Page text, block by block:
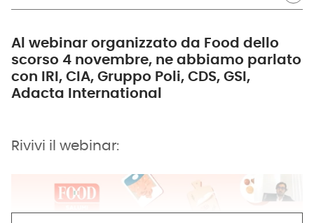
Al webinar organizzato da Food dello
scorso 4 novembre, ne abbiamo parlato
con IRI, CIA, Gruppo Poli, CDS, GSI,
Adacta International
Rivivi il webinar: